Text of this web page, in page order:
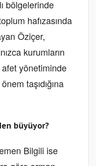
bölgelerinde
hafızasında
Öziçer,
kurumların
afet yönetiminde
taşıdığına
büyüyor?
Bilgili ise